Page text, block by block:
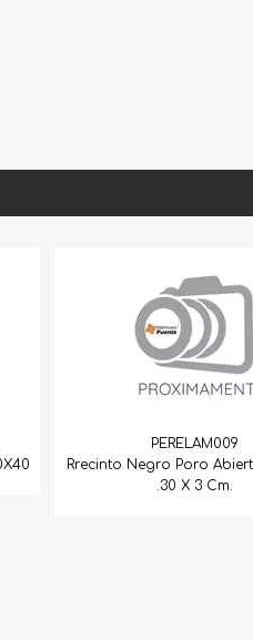
PERELAM009
Rrecinto Negro Poro Abierto De 1.10
.30 X 3 Cm.